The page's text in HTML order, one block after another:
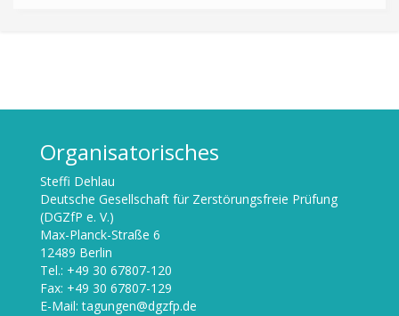
Organisatorisches
Steffi Dehlau
Deutsche Gesellschaft für Zerstörungsfreie Prüfung
(DGZfP e. V.)
Max-Planck-Straße 6
12489 Berlin
Tel.: +49 30 67807-120
Fax: +49 30 67807-129
E-Mail: tagungen@dgzfp.de